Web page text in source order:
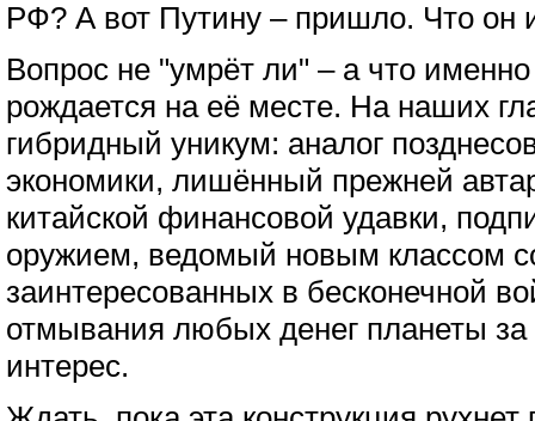
РФ? А вот Путину – пришло. Что он
Вопрос не "умрёт ли" – а что
рождается на её месте. На наших
гибридный уникум: аналог
экономики, лишённый прежней
китайской финансовой удавки,
оружием, ведомый новым классом
заинтересованных в бесконечной
отмывания любых денег планеты
интерес.